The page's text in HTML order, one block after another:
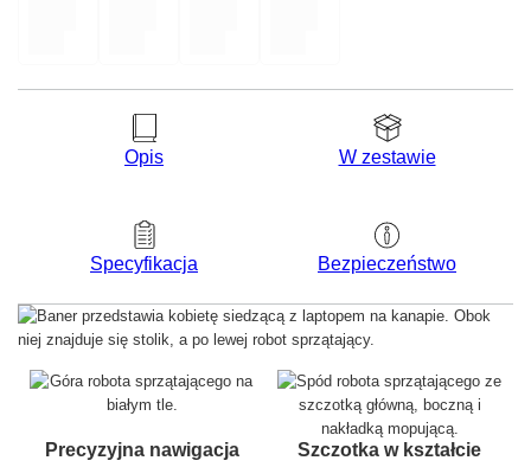
Opis W zestawie
Specyfikacja Bezpieczeństwo
Precyzyjna nawigacja
Szczotka w kształcie